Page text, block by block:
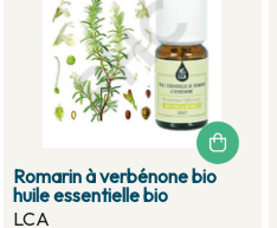
Romarin à verbénone bio
huile essentielle bio
LCA